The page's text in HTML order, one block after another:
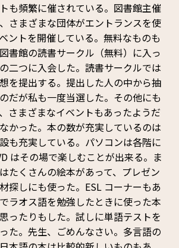
も頻繁に催されている。図書館主催
さまざまな団体がエントランスを使
ントを開催している。無料なものも
書館の読書サークル（無料）に入っ
二つに入会した。読書サークルでは
を提出する。提出した人の中から抽
だが私も一度当選した。その他にも
さまざまなイベントもあったようだ
かった。本の数が充実しているのは
も充実している。パソコンは各階に
はその場で楽しむことが出来る。ま
たくさんの絵本があって、プレゼン
探しにも使った。ESL コーナーもあ
ラオス語を勉強したときに使った本
ったりもした。試しに単語テストを
た。先生、ごめんなさい。多言語の